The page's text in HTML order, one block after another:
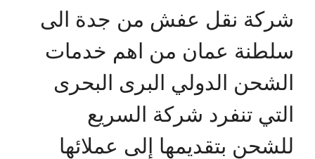
شركة نقل عفش من جدة الى
سلطنة عمان من اهم خدمات
الشحن الدولي البرى البحرى
التي تنفرد شركة السريع
للشحن بتقديمها إلى عملائها